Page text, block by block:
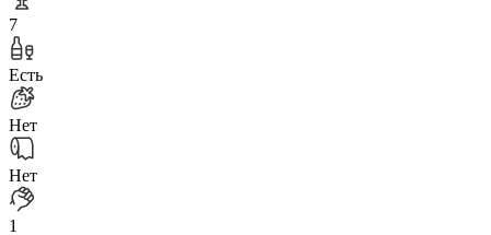
7
Есть
Нет
Нет
1